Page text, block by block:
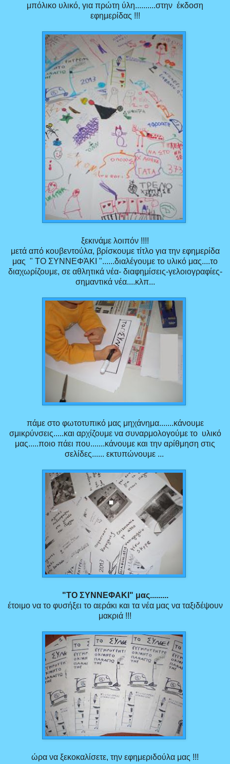
μπόλικο υλικό, για πρώτη ύλη..........στην έκδοση
εφημερίδας !!!
ξεκινάμε λοιπόν !!!!
μετά από κουβεντούλα, βρίσκουμε τίτλο για την εφημερίδα
μας " ΤΟ ΣΥΝΝΕΦΆΚΙ "......διαλέγουμε το υλικό μας....το
διαχωρίζουμε, σε αθλητικά νέα- διαφημίσεις-γελοιογραφίες-
σημαντικά νέα....κλπ...
πάμε στο φωτοτυπικό μας μηχάνημα.......κάνουμε
σμικρύνσεις.....και αρχίζουμε να συναρμολογούμε το υλικό
μας.....ποιο πάει που.......κάνουμε και την αρίθμηση στις
σελίδες...... εκτυπώνουμε ...
"ΤΟ ΣΥΝΝΕΦΑΚΙ" μας.........
έτοιμο να το φυσήξει το αεράκι και τα νέα μας να ταξιδέψουν
μακριά !!!
ώρα να ξεκοκαλίσετε, την εφημεριδούλα μας !!!